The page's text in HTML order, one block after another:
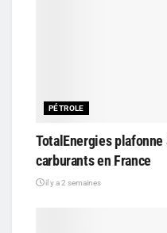
PÉTROLE
TotalEnergies
carburants en France
il y a 2 semaines